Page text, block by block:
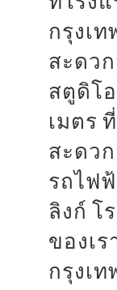
กรุงเ
สะดว
สตูดิโ
เมตร
สะดว
รถไฟ
ลิงก์ โ
ของเ
กรุงเ